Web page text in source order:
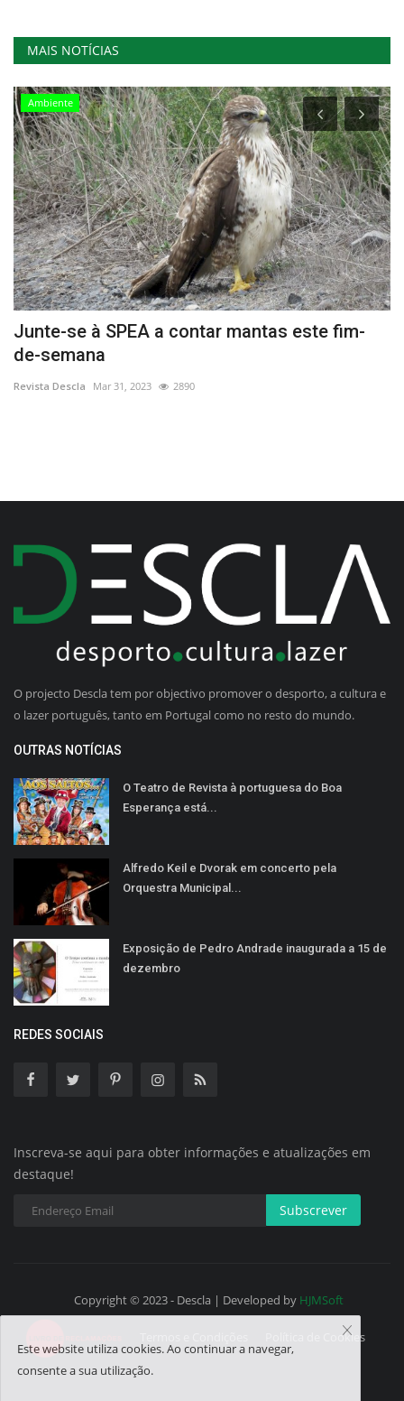
MAIS NOTÍCIAS
Ambiente
Junte-se à SPEA a contar mantas este fim-
de-semana
Revista Descla Mar 31, 2023 2890
O projecto Descla tem por objectivo promover o desporto, a cultura e
o lazer português, tanto em Portugal como no resto do mundo.
OUTRAS NOTÍCIAS
O Teatro de Revista à portuguesa do Boa
Esperança está...
Alfredo Keil e Dvorak em concerto pela
Orquestra Municipal...
Exposição de Pedro Andrade inaugurada a 15 de
dezembro
REDES SOCIAIS
Inscreva-se aqui para obter informações e atualizações em
destaque!
Subscrever
Copyright © 2023 - Descla | Developed by HJMSoft
Política de Cookies
Este website utiliza cookies. Ao continuar a navegar,
consente a sua utilização.